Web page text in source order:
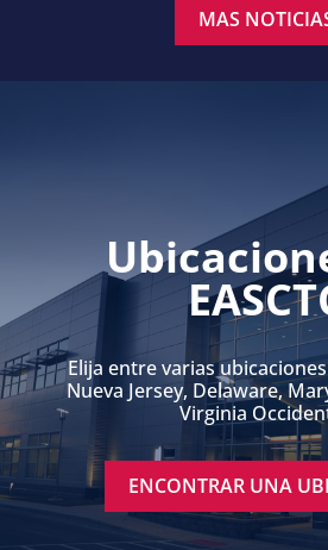
MAS
Elija entre varias
Nueva Jersey, Delaware,
Virginia
ENCONTRAR UNA